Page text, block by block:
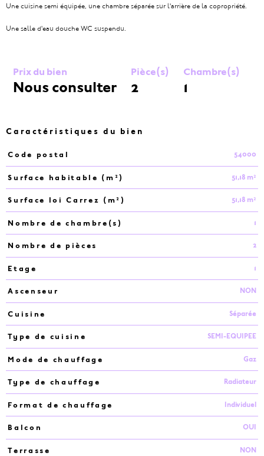
Une cuisine semi équipée, une chambre séparée sur l'arrière de la copropriété.
Une salle d'eau douche WC suspendu.
Prix du bien
Nous consulter
Pièce(s)
2
Chambre(s)
1
Caractéristiques du bien
Caractéristiques Valeurs
Code postal 54000
Surface habitable (m²) 51,18 m²
Surface loi Carrez (m²) 51,18 m²
Nombre de chambre(s) 1
Nombre de pièces 2
Etage 1
Ascenseur NON
Cuisine Séparée
Type de cuisine SEMI-EQUIPEE
Mode de chauffage Gaz
Type de chauffage Radiateur
Format de chauffage Individuel
Balcon OUI
Terrasse NON